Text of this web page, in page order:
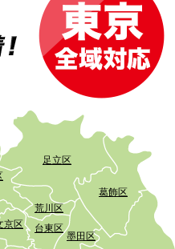
足立区
葛飾区
荒川区
台東区
墨田区
京区